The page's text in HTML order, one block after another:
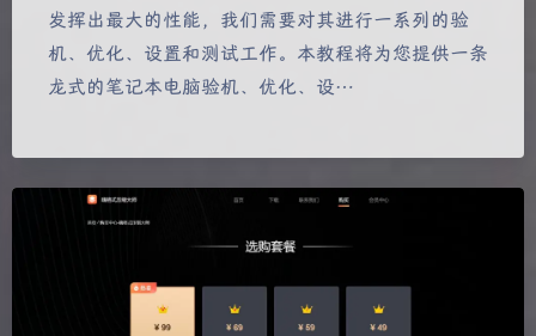
发挥出最大的性能，我们需要对其进行一系列的验
机、优化、设置和测试工作。本教程将为您提供一条
龙式的笔记本电脑验机、优化、设…